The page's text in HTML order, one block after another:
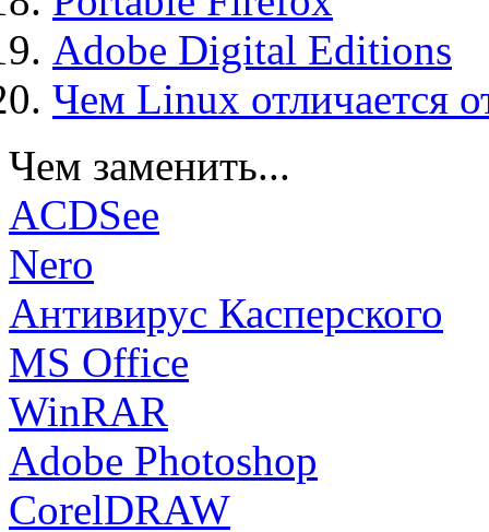
Adobe Digital Editions
Чем Linux отличается
Чем заменить...
ACDSee
Nero
Антивирус Касперского
MS Office
WinRAR
Adobe Photoshop
CorelDRAW